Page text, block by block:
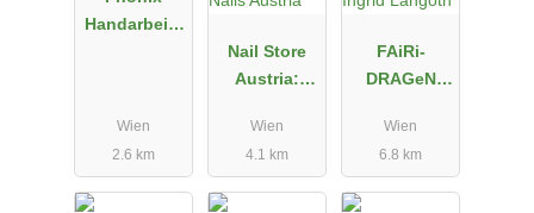
Handarbeits
Wien
2.6 km
Nail Store
Austria:
& Kiwi Nails
Austria
Wien
4.1 km
FAiRi-
DRAGeN
Ingrid
Langoth
Wien
6.8 km